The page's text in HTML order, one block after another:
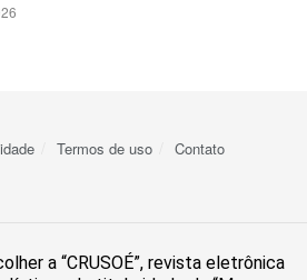
Termos de uso Contato
a “CRUSOÉ”, revista eletrônica